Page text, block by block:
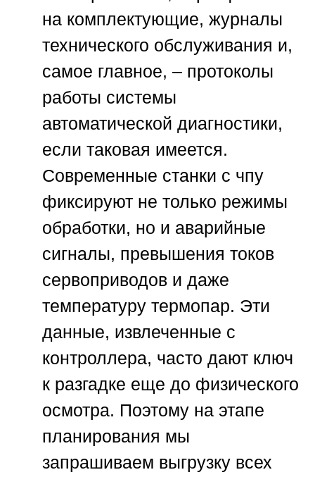
на комплектующие, журналы
технического обслуживания и,
самое главное, – протоколы
работы системы
автоматической диагностики,
если таковая имеется.
Современные станки с чпу
фиксируют не только режимы
обработки, но и аварийные
сигналы, превышения токов
сервоприводов и даже
температуру термопар. Эти
данные, извлеченные с
контроллера, часто дают ключ
к разгадке еще до физического
осмотра. Поэтому на этапе
планирования мы
запрашиваем выгрузку всех